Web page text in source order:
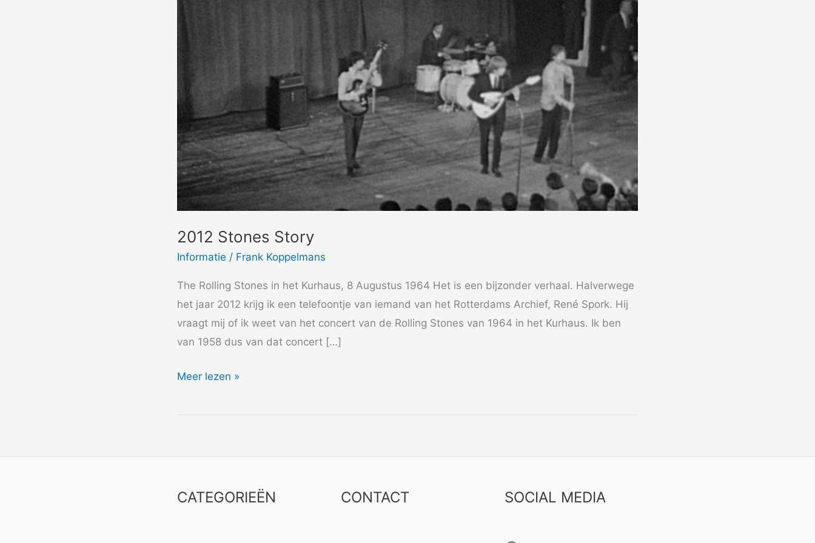
2012 Stones Story
Informatie / Frank Koppelmans
The Rolling Stones in het Kurhaus, 8 Augustus 1964 Het is een bijzonder verhaal. Halverwege
het jaar 2012 krijg ik een telefoontje van iemand van het Rotterdams Archief, René Spork. Hij
vraagt mij of ik weet van het concert van de Rolling Stones van 1964 in het Kurhaus. Ik ben
van 1958 dus van dat concert […]
2012
Story
Meer lezen »
CATEGORIEËN CONTACT SOCIAL MEDIA